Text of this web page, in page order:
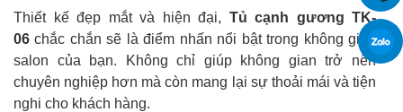
Thiết kế đẹp mắt và hiện đại, Tủ cạnh gương TK-
06 chắc chắn sẽ là điểm nhấn nổi bật trong không gian
salon của bạn. Không chỉ giúp không gian trở nên
chuyên nghiệp hơn mà còn mang lại sự thoải mái và tiện
nghi cho khách hàng.